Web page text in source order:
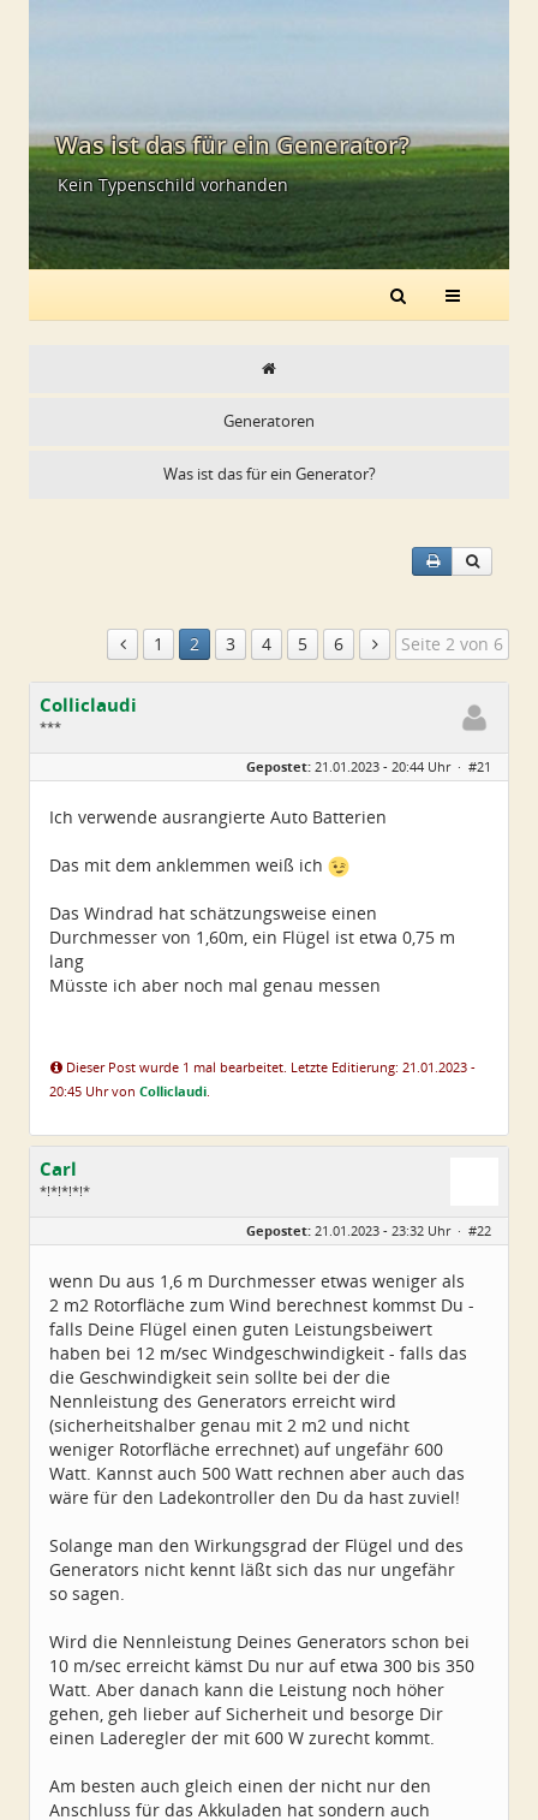
Was ist das für ein Generator?
Kein Typenschild vorhanden
Generatoren
Was ist das für ein Generator?
1 2 3 4 5 6 Seite 2 von 6
Colliclaudi
***
Geschlecht:
Beiträge:
43
Gepostet: 21.01.2023 - 20:44 Uhr · #21
Ich verwende ausrangierte Auto Batterien
Das mit dem anklemmen weiß ich
Das Windrad hat schätzungsweise einen
Durchmesser von 1,60m, ein Flügel ist etwa 0,75 m
lang
Müsste ich aber noch mal genau messen
Dieser Post wurde 1 mal bearbeitet. Letzte Editierung: 21.01.2023 -
20:45 Uhr von Colliclaudi.
Carl
*!*!*!*!*
Beiträge:
5224
Gepostet: 21.01.2023 - 23:32 Uhr · #22
wenn Du aus 1,6 m Durchmesser etwas weniger als
2 m2 Rotorfläche zum Wind berechnest kommst Du -
falls Deine Flügel einen guten Leistungsbeiwert
haben bei 12 m/sec Windgeschwindigkeit - falls das
die Geschwindigkeit sein sollte bei der die
Nennleistung des Generators erreicht wird
(sicherheitshalber genau mit 2 m2 und nicht
weniger Rotorfläche errechnet) auf ungefähr 600
Watt. Kannst auch 500 Watt rechnen aber auch das
wäre für den Ladekontroller den Du da hast zuviel!
Solange man den Wirkungsgrad der Flügel und des
Generators nicht kennt läßt sich das nur ungefähr
so sagen.
Wird die Nennleistung Deines Generators schon bei
10 m/sec erreicht kämst Du nur auf etwa 300 bis 350
Watt. Aber danach kann die Leistung noch höher
gehen, geh lieber auf Sicherheit und besorge Dir
einen Laderegler der mit 600 W zurecht kommt.
Am besten auch gleich einen der nicht nur den
Anschluss für das Akkuladen hat sondern auch